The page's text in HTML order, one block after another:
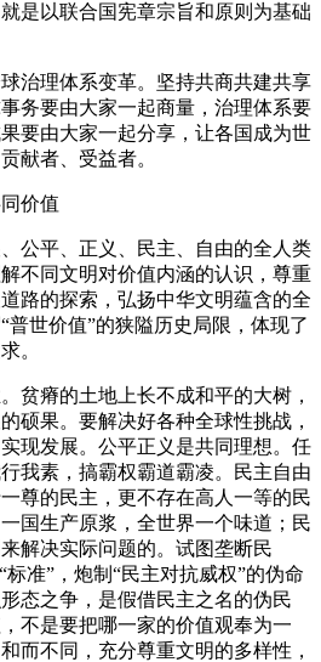
是以联合国宪章宗旨和原则为基础
理体系变革。坚持共商共建共享
务要由大家一起商量，治理体系要
要由大家一起分享，让各国成为世
献者、受益者。
价值
平、正义、民主、自由的全人类
不同文明对价值内涵的认识，尊重
路的探索，弘扬中华文明蕴含的全
普世价值”的狭隘历史局限，体现了
。
瘠的土地上长不成和平的大树，
硕果。要解决好各种全球性挑战，
现发展。公平正义是共同理想。任
我素，搞霸权霸道霸凌。民主自由
尊的民主，更不存在高人一等的民
国生产原浆，全世界一个味道；民
解决实际问题的。试图垄断民
标准”，炮制“民主对抗威权”的伪命
态之争，是假借民主之名的伪民
不是要把哪一家的价值观奉为一
而不同，充分尊重文明的多样性，